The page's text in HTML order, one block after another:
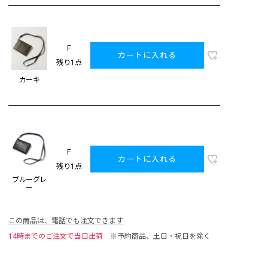
カーキ
F
残り1点
カートに入れる
ブルーグレ
ー
F
残り1点
カートに入れる
この商品は、電話でも注文できます
14時までのご注文で当日出荷
※予約商品、土日・祝日を除く